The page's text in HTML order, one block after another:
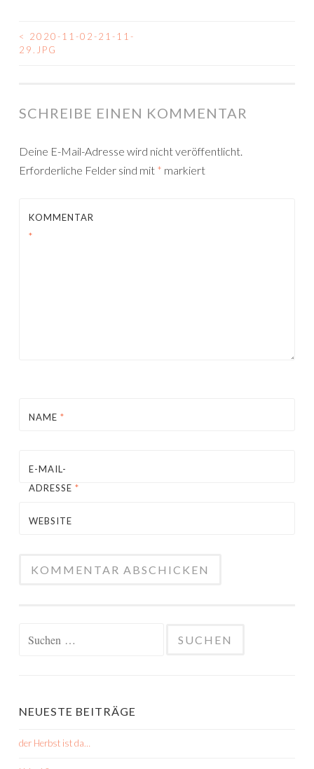
BEITRAGSNAVIGATION
<
2020-11-02-21-11-
29.JPG
SCHREIBE EINEN KOMMENTAR
Deine E-Mail-Adresse wird nicht veröffentlicht.
Erforderliche Felder sind mit * markiert
KOMMENTAR
*
NAME *
E-MAIL-
ADRESSE *
WEBSITE
NEUESTE BEITRÄGE
der Herbst ist da…